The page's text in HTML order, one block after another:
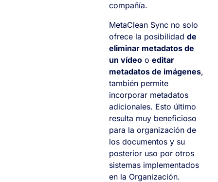
compañía.
MetaClean Sync no solo
ofrece la posibilidad de
eliminar metadatos de
un vídeo o editar
metadatos de imágenes,
también permite
incorporar metadatos
adicionales. Esto último
resulta muy beneficioso
para la organización de
los documentos y su
posterior uso por otros
sistemas implementados
en la Organización.